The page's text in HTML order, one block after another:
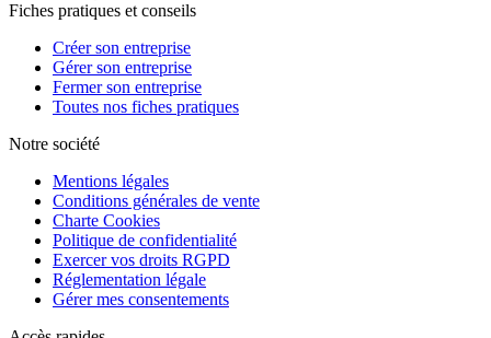
Fiches pratiques et conseils
Créer son entreprise
Gérer son entreprise
Fermer son entreprise
Toutes nos fiches pratiques
Notre société
Mentions légales
Conditions générales de vente
Charte Cookies
Politique de confidentialité
Exercer vos droits RGPD
Réglementation légale
Gérer mes consentements